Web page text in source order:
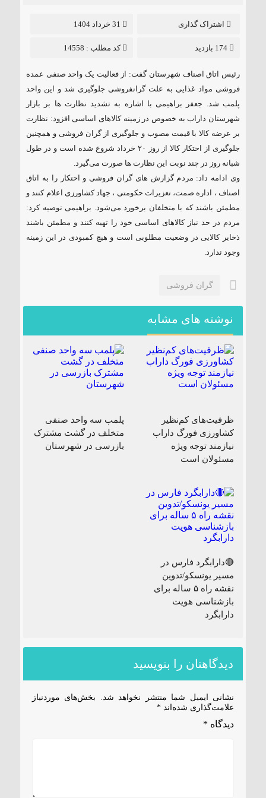
فرماندار ویژه شهرستان
اشتراک گذاری
کد مطلب : 14558
رئیس اتاق اصناف شهرستان گفت: از فعالیت یک واحد صنفی عمده
فروشی مواد غذایی به علت گرانفروشی جلوگیری شد و این واحد
پلمب شد. جعفر براهیمی با اشاره به تشدید نظارت ها بر بازار
شهرستان داراب به خصوص در زمینه کالاهای اساسی افزود: نظارت
بر عرضه کالا با قیمت مصوب و جلوگیری از گران‌ فروشی و همچنین
جلوگیری از احتکار کالا از روز ۲۰ خرداد شروع شده است و در طول
شبانه‌ روز در چند نوبت این نظارت‌ ها صورت می‌گیرد.
وی ادامه داد: مردم گزارش‌ های گران‌ فروشی و احتکار را به اتاق
اصناف ، اداره صمت، تعزیرات حکومتی ، جهاد کشاورزی اعلام کنند و
مطمئن باشند که با متخلفان برخورد می‌شود. براهیمی توصیه کرد:
مردم در حد نیاز کالاهای اساسی خود را تهیه کنند و مطمئن باشند
ذخایر کالایی در وضعیت مطلوبی است و هیچ کمبودی در این زمینه
وجود ندارد.
گران‌ فروشی
نوشته های مشابه
ظرفیت‌های کم‌نظیر
کشاورزی فورگ داراب
نیازمند توجه ویژه
مسئولان است
پلمب سه واحد صنفی
متخلف در گشت مشترک
بازرسی در شهرستان
🔴دارابگرد فارس در
مسیر یونسکو/تدوین
نقشه راه ۵ ساله برای
بازشناسی هویت
دارابگرد
دیدگاهتان را بنویسید
نشانی ایمیل شما منتشر نخواهد شد.
بخش‌های موردنیاز
علامت‌گذاری شده‌اند *
دیدگاه *